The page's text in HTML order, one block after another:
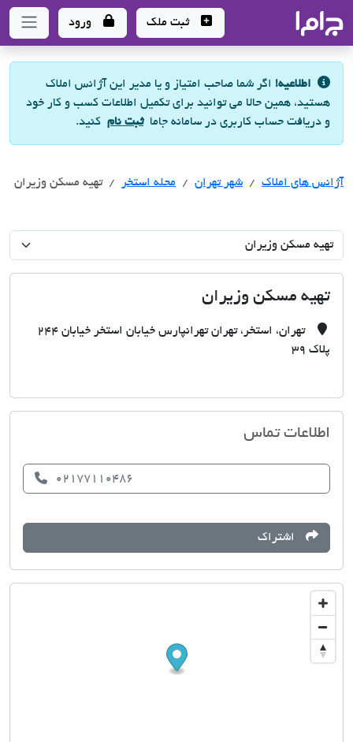
- سامانه جامع املاک و مشاورین املاک
ثبت ملک ورود
اطلاعیه! اگر شما صاحب امتیاز و یا مدیر این آژانس املاک
هستید، همین حالا می توانید برای تکمیل اطلاعات کسب و کار خود
و دریافت حساب کاربری در سامانه جاماثبت نام کنید.
آژانس های املاک آژانس های املاک
شهر تهران آژانس های املاک
محله استخر تهیه مسکن وزیران
تهیه مسکن وزیران
تهران، استخر، تهران تهرانپارس خیابان استخر خیابان 244
پلاک 39
اطلاعات تماس
02177110486
اشتراک